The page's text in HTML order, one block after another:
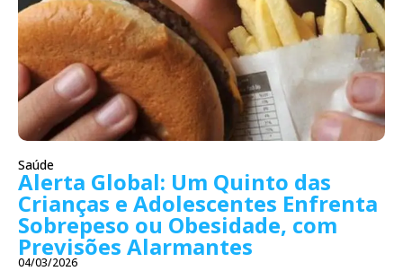
Saúde
Alerta Global: Um Quinto das
Crianças e Adolescentes Enfrenta
Sobrepeso ou Obesidade, com
Previsões Alarmantes
04/03/2026